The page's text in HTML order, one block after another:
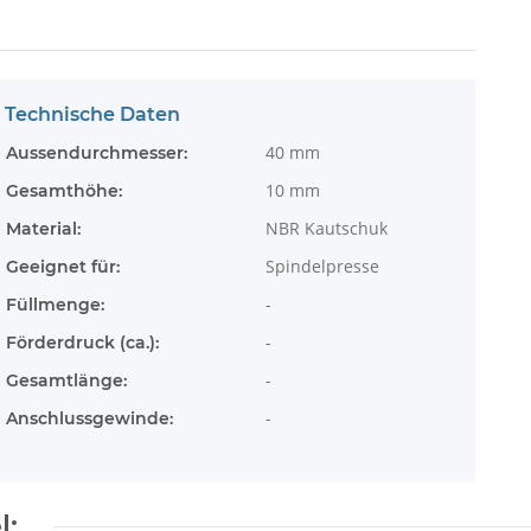
Technische Daten
Aussendurchmesser: 40 mm
Gesamthöhe: 10 mm
Material: NBR Kautschuk
Geeignet für: Spindelpresse
Füllmenge: -
Förderdruck (ca.): -
Gesamtlänge: -
Anschlussgewinde: -